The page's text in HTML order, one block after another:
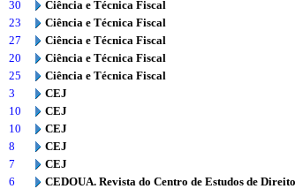
30
Ciência e Técnica Fiscal
23
Ciência e Técnica Fiscal
27
Ciência e Técnica Fiscal
20
Ciência e Técnica Fiscal
25
Ciência e Técnica Fiscal
3
CEJ
10
CEJ
10
CEJ
8
CEJ
7
CEJ
6
CEDOUA. Revista do Centro de Estudos de